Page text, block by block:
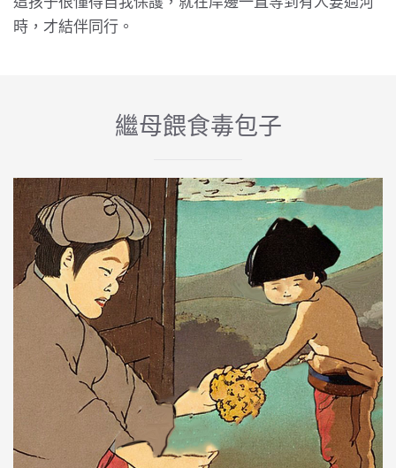
時，才結伴同行。
繼母餵食毒包子